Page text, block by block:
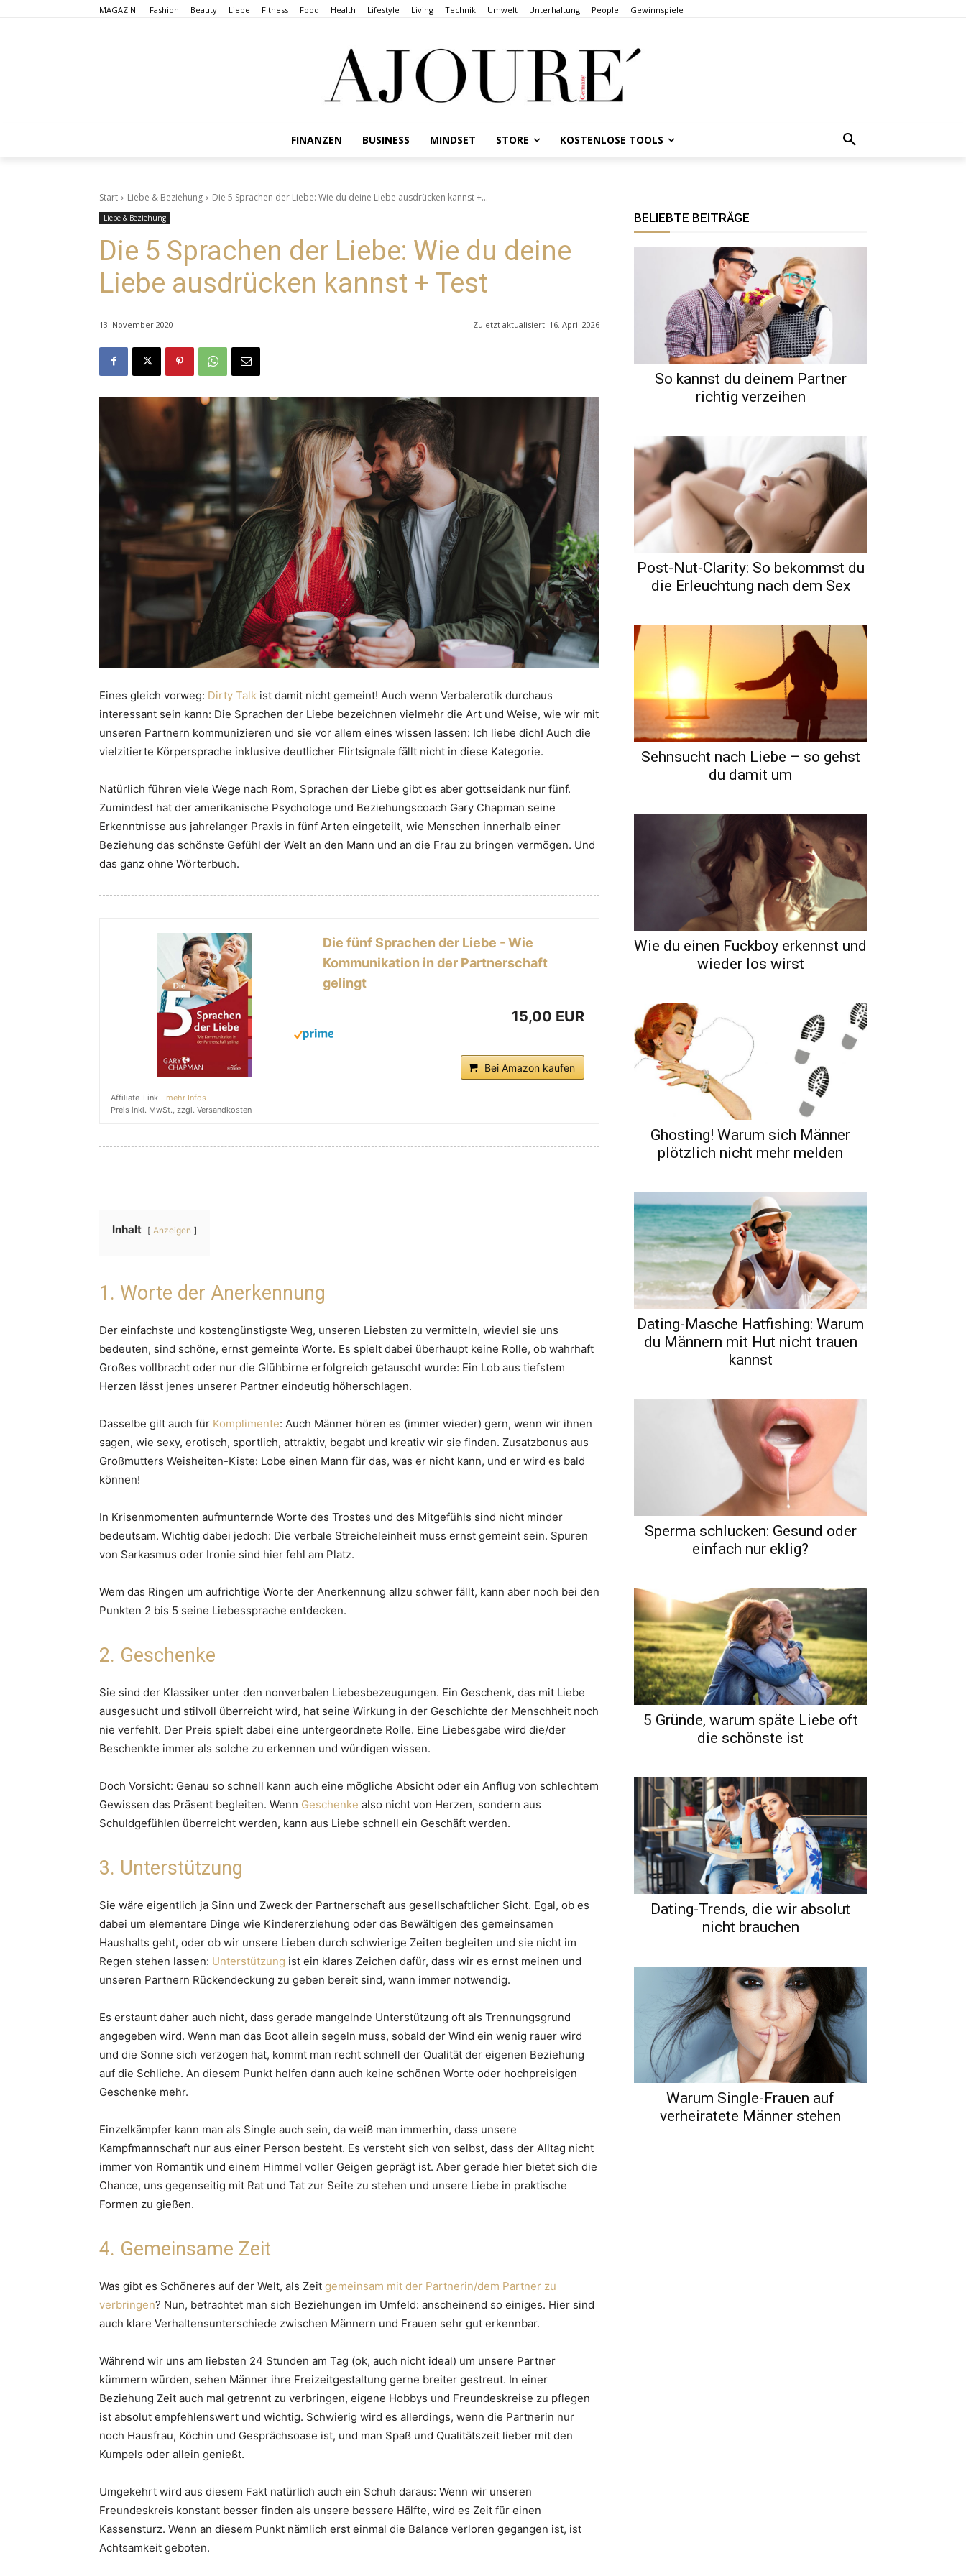
MAGAZIN: Fashion Beauty Liebe Fitness Food Health Lifestyle Living Technik Umwelt Unterhaltung People Gewinnspiele
FINANZEN BUSINESS MINDSET STORE KOSTENLOSE TOOLS
Start Liebe & Beziehung Die 5 Sprachen der Liebe: Wie du deine Liebe ausdrücken kannst +...
Liebe & Beziehung
Die 5 Sprachen der Liebe: Wie du deine
Liebe ausdrücken kannst + Test
13. November 2020 Zuletzt aktualisiert: 16. April 2026
Eines gleich vorweg: Dirty Talk ist damit nicht gemeint! Auch wenn Verbalerotik durchaus
interessant sein kann: Die Sprachen der Liebe bezeichnen vielmehr die Art und Weise, wie wir mit
unseren Partnern kommunizieren und sie vor allem eines wissen lassen: Ich liebe dich! Auch die
vielzitierte Körpersprache inklusive deutlicher Flirtsignale fällt nicht in diese Kategorie.
Natürlich führen viele Wege nach Rom, Sprachen der Liebe gibt es aber gottseidank nur fünf.
Zumindest hat der amerikanische Psychologe und Beziehungscoach Gary Chapman seine
Erkenntnisse aus jahrelanger Praxis in fünf Arten eingeteilt, wie Menschen innerhalb einer
Beziehung das schönste Gefühl der Welt an den Mann und an die Frau zu bringen vermögen. Und
das ganz ohne Wörterbuch.
Die fünf Sprachen der Liebe - Wie
Kommunikation in der Partnerschaft
gelingt
15,00 EUR
Bei Amazon kaufen
Affiliate-Link - mehr Infos
Preis inkl. MwSt., zzgl. Versandkosten
Inhalt Anzeigen
1. Worte der Anerkennung
Der einfachste und kostengünstigste Weg, unseren Liebsten zu vermitteln, wieviel sie uns
bedeuten, sind schöne, ernst gemeinte Worte. Es spielt dabei überhaupt keine Rolle, ob wahrhaft
Großes vollbracht oder nur die Glühbirne erfolgreich getauscht wurde: Ein Lob aus tiefstem
Herzen lässt jenes unserer Partner eindeutig höherschlagen.
Dasselbe gilt auch für Komplimente: Auch Männer hören es (immer wieder) gern, wenn wir ihnen
sagen, wie sexy, erotisch, sportlich, attraktiv, begabt und kreativ wir sie finden. Zusatzbonus aus
Großmutters Weisheiten-Kiste: Lobe einen Mann für das, was er nicht kann, und er wird es bald
können!
In Krisenmomenten aufmunternde Worte des Trostes und des Mitgefühls sind nicht minder
bedeutsam. Wichtig dabei jedoch: Die verbale Streicheleinheit muss ernst gemeint sein. Spuren
von Sarkasmus oder Ironie sind hier fehl am Platz.
Wem das Ringen um aufrichtige Worte der Anerkennung allzu schwer fällt, kann aber noch bei den
Punkten 2 bis 5 seine Liebessprache entdecken.
2. Geschenke
Sie sind der Klassiker unter den nonverbalen Liebesbezeugungen. Ein Geschenk, das mit Liebe
ausgesucht und stilvoll überreicht wird, hat seine Wirkung in der Geschichte der Menschheit noch
nie verfehlt. Der Preis spielt dabei eine untergeordnete Rolle. Eine Liebesgabe wird die/der
Beschenkte immer als solche zu erkennen und würdigen wissen.
Doch Vorsicht: Genau so schnell kann auch eine mögliche Absicht oder ein Anflug von schlechtem
Gewissen das Präsent begleiten. Wenn Geschenke also nicht von Herzen, sondern aus
Schuldgefühlen überreicht werden, kann aus Liebe schnell ein Geschäft werden.
3. Unterstützung
Sie wäre eigentlich ja Sinn und Zweck der Partnerschaft aus gesellschaftlicher Sicht. Egal, ob es
dabei um elementare Dinge wie Kindererziehung oder das Bewältigen des gemeinsamen
Haushalts geht, oder ob wir unsere Lieben durch schwierige Zeiten begleiten und sie nicht im
Regen stehen lassen: Unterstützung ist ein klares Zeichen dafür, dass wir es ernst meinen und
unseren Partnern Rückendeckung zu geben bereit sind, wann immer notwendig.
Es erstaunt daher auch nicht, dass gerade mangelnde Unterstützung oft als Trennungsgrund
angegeben wird. Wenn man das Boot allein segeln muss, sobald der Wind ein wenig rauer wird
und die Sonne sich verzogen hat, kommt man recht schnell der Qualität der eigenen Beziehung
auf die Schliche. An diesem Punkt helfen dann auch keine schönen Worte oder hochpreisigen
Geschenke mehr.
Einzelkämpfer kann man als Single auch sein, da weiß man immerhin, dass unsere
Kampfmannschaft nur aus einer Person besteht. Es versteht sich von selbst, dass der Alltag nicht
immer von Romantik und einem Himmel voller Geigen geprägt ist. Aber gerade hier bietet sich die
Chance, uns gegenseitig mit Rat und Tat zur Seite zu stehen und unsere Liebe in praktische
Formen zu gießen.
4. Gemeinsame Zeit
Was gibt es Schöneres auf der Welt, als Zeit gemeinsam mit der Partnerin/dem Partner zu
verbringen? Nun, betrachtet man sich Beziehungen im Umfeld: anscheinend so einiges. Hier sind
auch klare Verhaltensunterschiede zwischen Männern und Frauen sehr gut erkennbar.
Während wir uns am liebsten 24 Stunden am Tag (ok, auch nicht ideal) um unsere Partner
kümmern würden, sehen Männer ihre Freizeitgestaltung gerne breiter gestreut. In einer
Beziehung Zeit auch mal getrennt zu verbringen, eigene Hobbys und Freundeskreise zu pflegen
ist absolut empfehlenswert und wichtig. Schwierig wird es allerdings, wenn die Partnerin nur
noch Hausfrau, Köchin und Gesprächsoase ist, und man Spaß und Qualitätszeit lieber mit den
Kumpels oder allein genießt.
Umgekehrt wird aus diesem Fakt natürlich auch ein Schuh daraus: Wenn wir unseren
Freundeskreis konstant besser finden als unsere bessere Hälfte, wird es Zeit für einen
Kassensturz. Wenn an diesem Punkt nämlich erst einmal die Balance verloren gegangen ist, ist
Achtsamkeit geboten.
BELIEBTE BEITRÄGE
So kannst du deinem Partner
richtig verzeihen
Post-Nut-Clarity: So bekommst du
die Erleuchtung nach dem Sex
Sehnsucht nach Liebe – so gehst
du damit um
Wie du einen Fuckboy erkennst und
wieder los wirst
Ghosting! Warum sich Männer
plötzlich nicht mehr melden
Dating-Masche Hatfishing: Warum
du Männern mit Hut nicht trauen
kannst
Sperma schlucken: Gesund oder
einfach nur eklig?
5 Gründe, warum späte Liebe oft
die schönste ist
Dating-Trends, die wir absolut
nicht brauchen
Warum Single-Frauen auf
verheiratete Männer stehen